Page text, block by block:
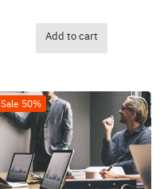
Add to cart
Sale 50%